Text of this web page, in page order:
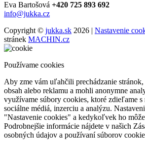
Eva Bartošová +420 725 893 692
info@jukka.cz
Copyright © jukka.sk 2026 | Nastavenie
stránek MACHIN.cz
Používame cookies
Aby zme vám uľahčili prechádzanie
obsah alebo reklamu a mohli anonymne
využívame súbory cookies, ktoré zdieľame s
sociálne médiá, inzerciu a analýzu.
"Nastavenie cookies" a kedykoľvek ho
Podrobnejšie informácie nájdete v našich
osobných údajov a používaní súborov